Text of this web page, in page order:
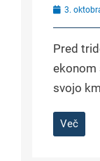
3.
Pred
ekonom
svojo
Več